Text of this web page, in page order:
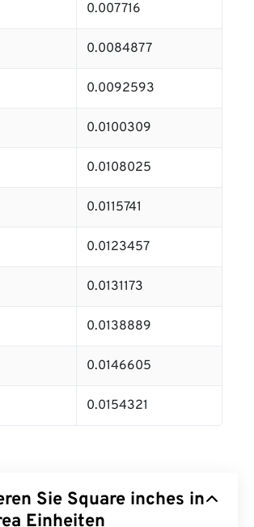
0.007716
0.0084877
0.0092593
0.0100309
0.0108025
0.0115741
0.0123457
0.0131173
0.0138889
0.0146605
0.0154321
Sie Square inches in
Einheiten